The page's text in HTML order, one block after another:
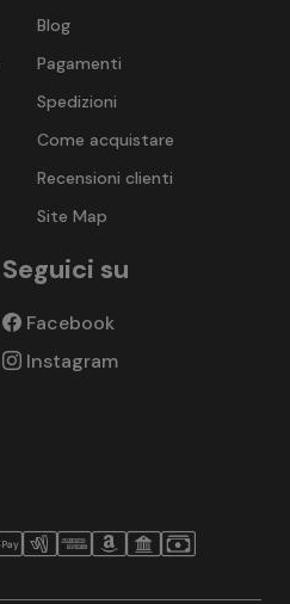
Blog
Pagamenti
Spedizioni
Come acquistare
Recensioni clienti
Site Map
Seguici su
Facebook
Instagram